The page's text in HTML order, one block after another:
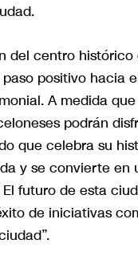
del centro histórico
positivo hacia
A medida
podrán
que celebra su
y se convierte en
futuro de esta
de iniciativas